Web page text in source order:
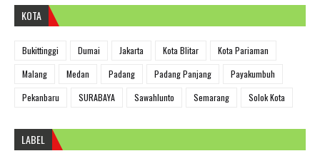
KOTA
Bukittinggi Dumai Jakarta Kota Blitar
Kota Pariaman
Malang
Medan Padang Padang Panjang
Payakumbuh
Pekanbaru
SURABAYA Sawahlunto Semarang Solok Kota
LABEL